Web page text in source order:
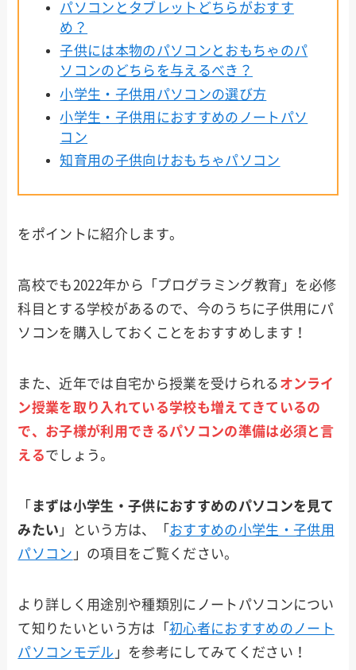
パソコンとタブレットどちらがおすす
め？
子供には本物のパソコンとおもちゃのパ
ソコンのどちらを与えるべき？
小学生・子供用パソコンの選び方
小学生・子供用におすすめのノートパソ
コン
知育用の子供向けおもちゃパソコン
をポイントに紹介します。
高校でも2022年から「プログラミング教育」を必修
科目とする学校があるので、今のうちに子供用にパ
ソコンを購入しておくことをおすすめします！
また、近年では自宅から授業を受けられる オンライ
ン授業を取り入れている学校も増えてきているの
で、お子様が利用できるパソコンの準備は必須と言
え るでしょう。
「 まずは小学生・子供におすすめのパソコンを見て
みたい 」という方は、「 おすすめの小学生・子供用
パソコン 」の項目をご覧ください。
より詳しく用途別や種類別にノートパソコンについ
て知りたいという方は「 初心者におすすめのノート
パソコンモデル 」を参考にしてみてください！